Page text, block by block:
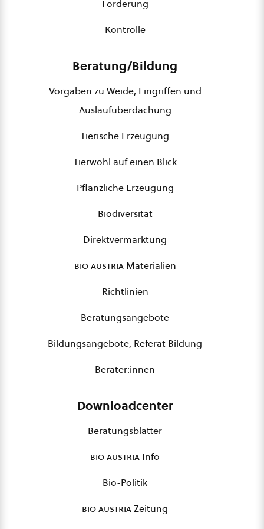
Förderung
Kontrolle
Beratung/Bildung
Vorgaben zu Weide, Eingriffen und
Auslaufüberdachung
Tierische Erzeugung
Tierwohl auf einen Blick
Pflanzliche Erzeugung
Biodiversität
Direktvermarktung
bio austriaMaterialien
Richtlinien
Beratungsangebote
Bildungsangebote, Referat Bildung
Berater:innen
Downloadcenter
Beratungsblätter
bio austria Info
Bio-Politik
bio austriaZeitung